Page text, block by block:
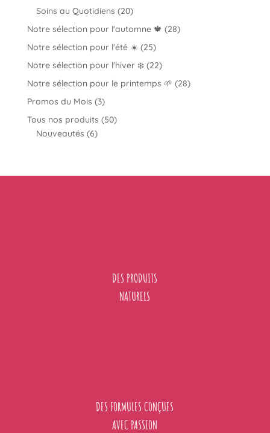
produits
Soins au Quotidiens 2020
produits
Notre sélection pour l'automne 🍁 2828
Notre sélection pour l'été ☀️ 2525
produits
Notre sélection pour l'hiver ❄️ 2222
produits
Notre sélection pour le printemps 🌱 2828
Promos du Mois 33
produits
Tous nos produits 5050
Nouveautés 66
DES PRODUITS
NATURELS
DES FORMULES CONÇUES
AVEC PASSION